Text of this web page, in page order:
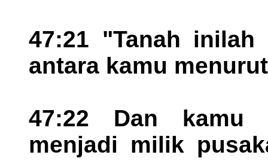
47:21 "Tanah
antara kamu
47:22 Dan kamu
menjadi milik